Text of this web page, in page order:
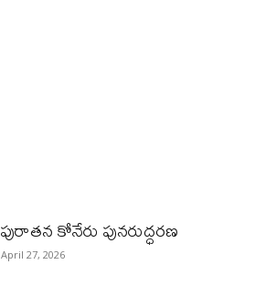
పురాత‌న కోనేరు పున‌రుద్ధ‌ర‌ణ
April 27, 2026